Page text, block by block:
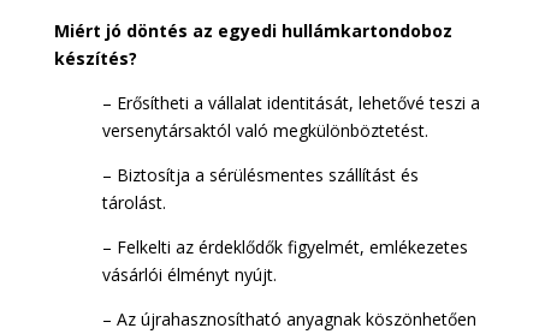
Miért jó döntés az egyedi hullámkartondoboz
készítés?
– Erősítheti a vállalat identitását, lehetővé teszi a
versenytársaktól való megkülönböztetést.
– Biztosítja a sérülésmentes szállítást és
tárolást.
– Felkelti az érdeklődők figyelmét, emlékezetes
vásárlói élményt nyújt.
– Az újrahasznosítható anyagnak köszönhetően